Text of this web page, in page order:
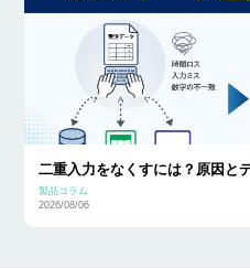
二重入力をなくすには？原因と
製品コラム
2026/08/06